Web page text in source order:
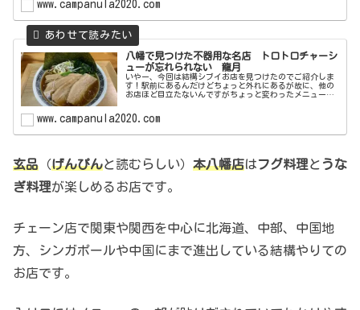
www.campanula2020.com
八幡で見つけた不器用な名店 トロトロチャーシ
ューが忘れられない 龍月
いやー、今回は結構シブイお店を見つけたのでご紹介しま
す！駅前にあるんだけどちょっと外れにあるが故に、他の
お店ほど目立たないんですがちょっと変わったメニューが
www.campanula2020.com
玄品 （げんぴんと読むらしい） 本八幡店はフグ料理と うな
ぎ料理が楽しめるお店です。
チェーン店で関東や関西を中心に北海道、中部、中国地
方、シンガポールや中国にまで進出している結構やりての
お店です。